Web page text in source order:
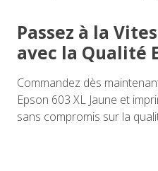
Passez à la
avec la Qualité
Commandez dès
Epson 603 XL Jaune et
sans compromis sur la